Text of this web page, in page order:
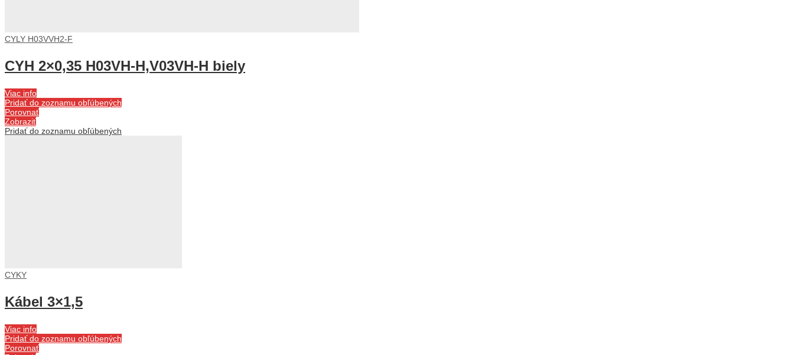
CYLY H03VVH2-F
CYH 2×0,35 H03VH-H,V03VH-H biely
Viac info
Pridať do zoznamu obľúbených
Porovnať
Zobraziť
Pridať do zoznamu obľúbených
CYKY
Kábel 3×1,5
Viac info
Pridať do zoznamu obľúbených
Porovnať